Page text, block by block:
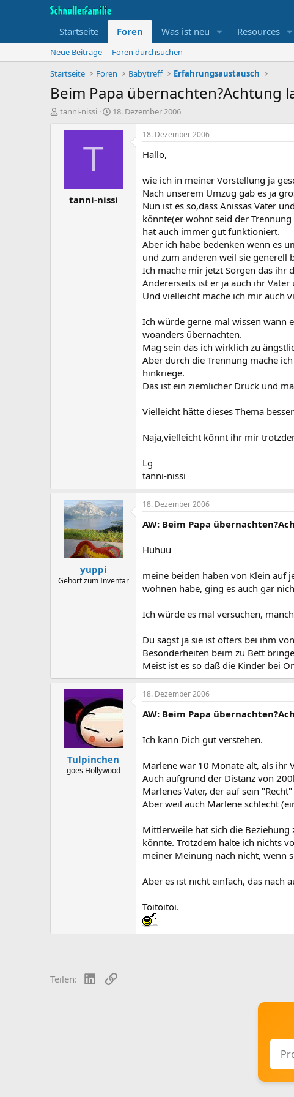
Startseite Foren Was ist neu Resources
Neue Beiträge
Foren durchsuchen
Startseite
Foren Babytreff Erfahrungsaustausch
Beim Papa übernachten?Achtung
T
tanni-nissi
B
g
a
t
18. Dezember 2006
T
tanni-nissi
18. Dezember 2006
Hallo,
wie ich in meiner Vorstellung ja
Nach unserem Umzug gab es ja
Nun ist es so,dass Anissas Vater
könnte(er wohnt seid der
hat auch immer gut funktioniert.
Aber ich habe bedenken wenn es
und zum anderen weil sie generell
Ich mache mir jetzt Sorgen das ihr
Andererseits ist er ja auch ihr
Und vielleicht mache ich mir auch
Ich würde gerne mal wissen wann
woanders übernachten.
Mag sein das ich wirklich zu
Aber durch die Trennung mache
hinkriege.
Das ist ein ziemlicher Druck und
Vielleicht hätte dieses Thema
Naja,vielleicht könnt ihr mir
Lg
tanni-nissi
yuppi
Gehört zum Inventar
18. Dezember 2006
AW: Beim Papa
Huhuu
meine beiden haben von Klein auf
wohnen habe, ging es auch gar
Ich würde es mal versuchen,
Du sagst ja sie ist öfters bei ihm
Besonderheiten beim zu Bett
Meist ist es so daß die Kinder bei
Tulpinchen
goes Hollywood
18. Dezember 2006
AW: Beim Papa
Ich kann Dich gut verstehen.
Marlene war 10 Monate alt, als ihr
Auch aufgrund der Distanz von
Marlenes Vater, der auf sein
Aber weil auch Marlene schlecht
Mittlerweile hat sich die
könnte. Trotzdem halte ich nichts
meiner Meinung nach nicht, wenn
Aber es ist nicht einfach, das nach
Toitoitoi.
Teilen: LinkedIn
Link